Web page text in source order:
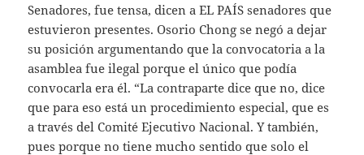
Senadores, fue tensa, dicen a EL PAÍS senadores que
estuvieron presentes. Osorio Chong se negó a dejar
su posición argumentando que la convocatoria a la
asamblea fue ilegal porque el único que podía
convocarla era él. “La contraparte dice que no, dice
que para eso está un procedimiento especial, que es
a través del Comité Ejecutivo Nacional. Y también,
pues porque no tiene mucho sentido que solo el